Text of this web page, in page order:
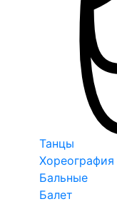
Танцы
Хореография
Бальные
Балет